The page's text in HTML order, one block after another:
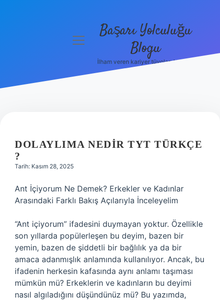
Hakkımızda
menüyüBaşarı Yolculuğu
Blogu
İlham veren kariyer tüyoları burada!
DOLAYLIMA NEDIR TYT TÜRKÇE
?
Tarih: Kasım 28, 2025
Ant İçiyorum Ne Demek? Erkekler ve Kadınlar
Arasındaki Farklı Bakış Açılarıyla İnceleyelim
“Ant içiyorum” ifadesini duymayan yoktur. Özellikle
son yıllarda popülerleşen bu deyim, bazen bir
yemin, bazen de şiddetli bir bağlılık ya da bir
amaca adanmışlık anlamında kullanılıyor. Ancak, bu
ifadenin herkesin kafasında aynı anlamı taşıması
mümkün mü? Erkeklerin ve kadınların bu deyimi
nasıl algıladığını düşündünüz mü? Bu yazımda,